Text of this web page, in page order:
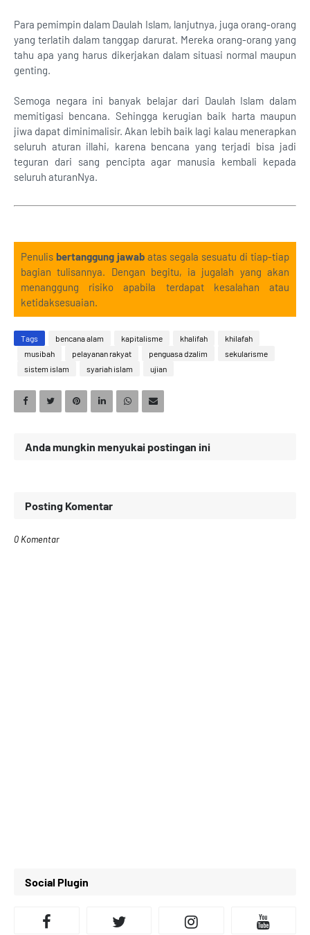
Para pemimpin dalam Daulah Islam, lanjutnya, juga orang-orang
yang terlatih dalam tanggap darurat. Mereka orang-orang yang
tahu apa yang harus dikerjakan dalam situasi normal maupun
genting.
Semoga negara ini banyak belajar dari Daulah Islam dalam
memitigasi bencana. Sehingga kerugian baik harta maupun
jiwa dapat diminimalisir. Akan lebih baik lagi kalau menerapkan
seluruh aturan illahi, karena bencana yang terjadi bisa jadi
teguran dari sang pencipta agar manusia kembali kepada
seluruh aturanNya.
Penulis bertanggung jawab atas segala sesuatu di tiap-tiap
bagian tulisannya. Dengan begitu, ia jugalah yang akan
menanggung risiko apabila terdapat kesalahan atau
ketidaksesuaian.
Tags bencana alam kapitalisme khalifah
khilafah
musibah
pelayanan rakyat penguasa dzalim
sekularisme
sistem islam
syariah islam ujian
Anda mungkin menyukai postingan ini
Posting Komentar
0 Komentar
Social Plugin